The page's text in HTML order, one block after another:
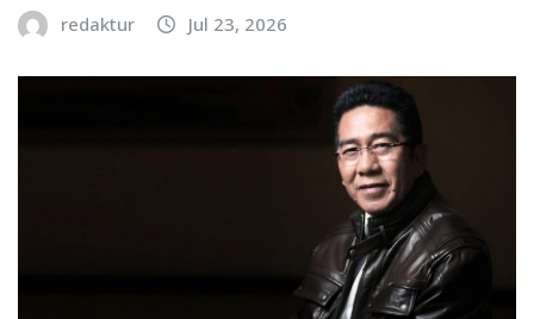
redaktur Jul 23, 2026